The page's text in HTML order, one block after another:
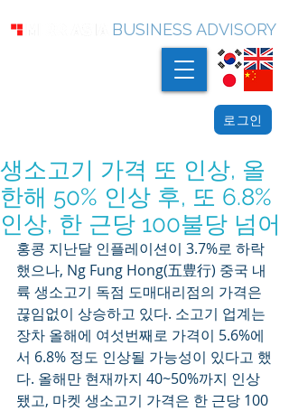
BUSINESS ADVISORY
로그인
생소고기 가격 또 인상, 올
한해 50% 인상 후, 또 6.8%
인상, 한 근당 100불당 넘어
홍콩 지난달 인플레이션이 3.7%로 하락
했으나, Ng Fung Hong(五豊行) 중국 내
륙 생소고기 독점 도매대리점의 가격은
끊임없이 상승하고 있다. 소고기 업계는
장차 올해에 여섯번째로 가격이 5.6%에
서 6.8% 정도 인상될 가능성이 있다고 했
다. 올해만 현재까지 40~50%까지 인상
됐고, 마켓 생소고기 가격은 한 근당 100